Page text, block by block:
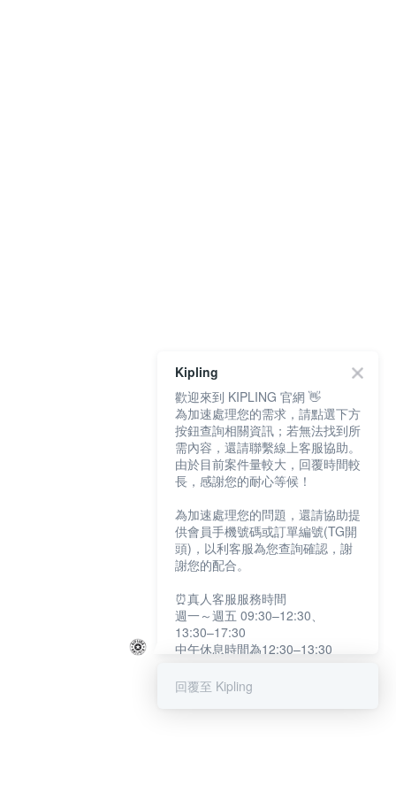
Kipling
歡迎來到 KIPLING 官網 👋
為加速處理您的需求，請點選下方
按鈕查詢相關資訊；若無法找到所
需內容，還請聯繫線上客服協助。
由於目前案件量較大，回覆時間較
長，感謝您的耐心等候！
為加速處理您的問題，還請協助提
供會員手機號碼或訂單編號(TG開
頭)，以利客服為您查詢確認，謝
謝您的配合。
⏰真人客服服務時間
週一～週五 09:30–12:30、
13:30–17:30
中午休息時間為12:30–13:30
提醒您：系統會自動已讀訊息，如
回覆至 Kipling